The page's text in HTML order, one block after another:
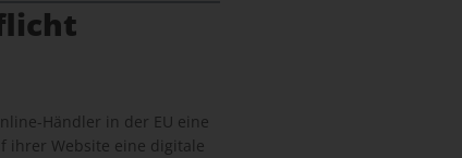
Händler in der EU eine
ihrer Website eine digitale